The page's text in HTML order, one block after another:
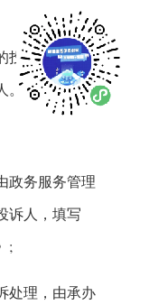
投诉，应在5个
。
政务服务管理
诉人，填写
;
处理，由承办